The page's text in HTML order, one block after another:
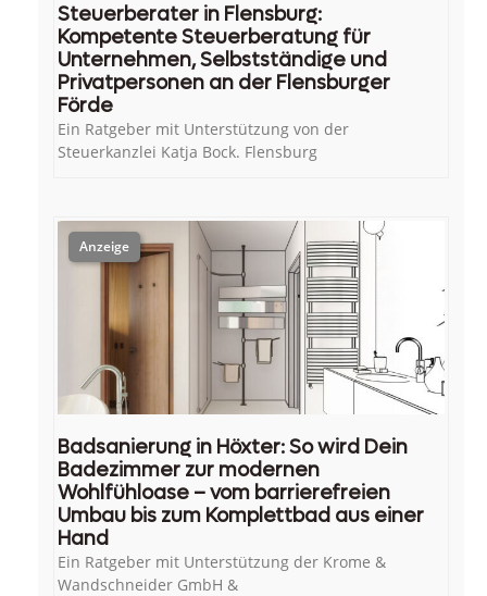
Steuerberater in Flensburg:
Kompetente Steuerberatung für
Unternehmen, Selbstständige und
Privatpersonen an der Flensburger
Förde
Ein Ratgeber mit Unterstützung von der
Steuerkanzlei Katja Bock. Flensburg
Badsanierung in Höxter: So wird Dein
Badezimmer zur modernen
Wohlfühloase – vom barrierefreien
Umbau bis zum Komplettbad aus einer
Hand
Ein Ratgeber mit Unterstützung der Krome &
Wandschneider GmbH &